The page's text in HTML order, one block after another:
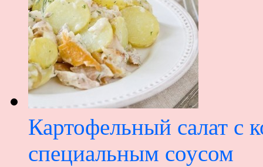
Картофельный салат с
специальным соусом